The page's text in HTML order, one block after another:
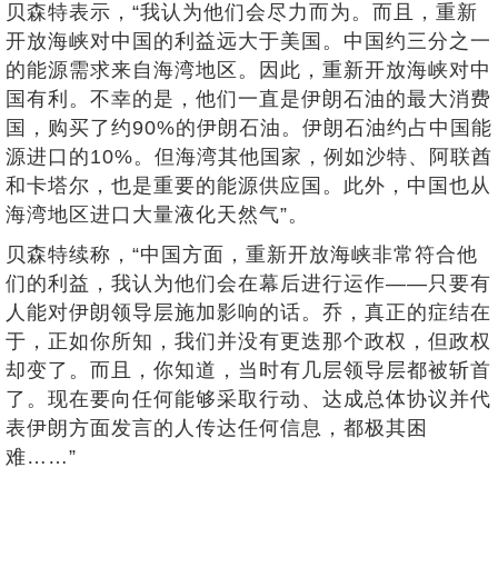
贝森特表示，“我认为他们会尽力而为。而且，重新
开放海峡对中国的利益远大于美国。中国约三分之一
的能源需求来自海湾地区。因此，重新开放海峡对中
国有利。不幸的是，他们一直是伊朗石油的最大消费
国，购买了约90%的伊朗石油。伊朗石油约占中国能
源进口的10%。但海湾其他国家，例如沙特、阿联酋
和卡塔尔，也是重要的能源供应国。此外，中国也从
海湾地区进口大量液化天然气”。
贝森特续称，“中国方面，重新开放海峡非常符合他
们的利益，我认为他们会在幕后进行运作——只要有
人能对伊朗领导层施加影响的话。乔，真正的症结在
于，正如你所知，我们并没有更迭那个政权，但政权
却变了。而且，你知道，当时有几层领导层都被斩首
了。现在要向任何能够采取行动、达成总体协议并代
表伊朗方面发言的人传达任何信息，都极其困
难……”